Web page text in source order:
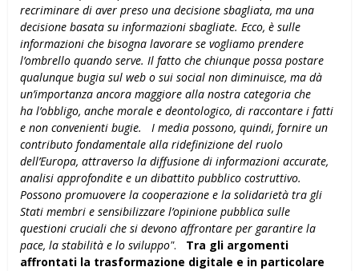
recriminare di aver preso una decisione sbagliata, ma una
decisione basata su informazioni sbagliate. Ecco, è sulle
informazioni che bisogna lavorare se vogliamo prendere
l’ombrello quando serve. Il fatto che chiunque possa postare
qualunque bugia sul web o sui social non diminuisce, ma dà
un’importanza ancora maggiore alla nostra categoria che
ha l’obbligo, anche morale e deontologico, di raccontare i fatti
e non convenienti bugie.
I media possono, quindi, fornire un
contributo fondamentale alla ridefinizione del ruolo
dell’Europa, attraverso la diffusione di informazioni accurate,
analisi approfondite e un dibattito pubblico costruttivo.
Possono promuovere la cooperazione e la solidarietà tra gli
Stati membri e sensibilizzare l’opinione pubblica sulle
questioni cruciali che si devono affrontare per garantire la
pace, la stabilità e lo sviluppo". Tra gli argomenti
affrontati la trasformazione digitale e in particolare